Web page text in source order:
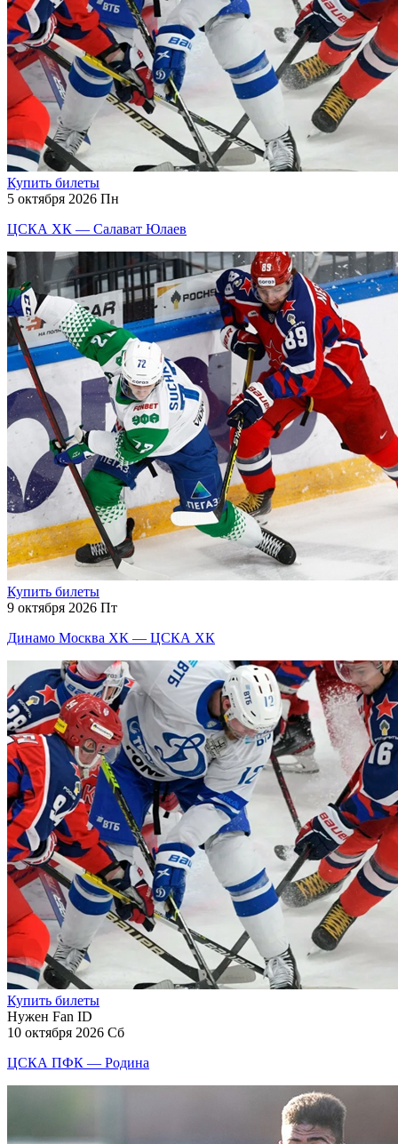
Купить билеты
5 октября 2026 Пн
ЦСКА ХК — Салават Юлаев
Купить билеты
9 октября 2026 Пт
Динамо Москва ХК — ЦСКА ХК
Купить билеты
Нужен Fan ID
10 октября 2026 Сб
ЦСКА ПФК — Родина